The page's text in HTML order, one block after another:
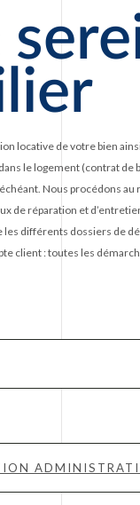
locative de votre bien
le logement (contrat de
Nous procédons
de réparation et
différents dossiers de
client : toutes les